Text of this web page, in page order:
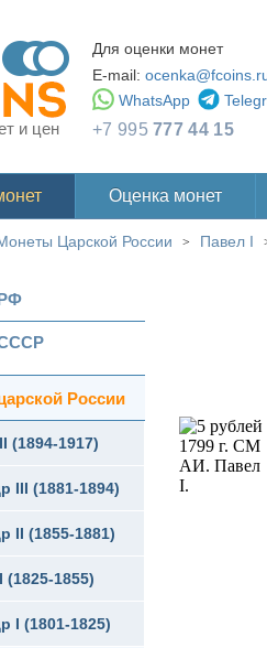
и цен
Для оценки монет
E-mail:
WhatsApp
+7 995777 44 15
Оценка монет
Царской России > Павел I
Россия
1993 гг.
и юбилейные
СССР
года
и юбилейные
России
(1894-1917)
оккупация
III (1881-1894)
II (1855-1881)
(1825-1855)
I (1801-1825)